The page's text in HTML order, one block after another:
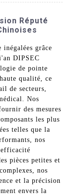
Réputé
grâce
DIPSEC
de pointe
qualité, ce
de secteurs,
Nos
des mesures
les plus
telles que la
nos
pièces petites et
nos
et la précision
envers la